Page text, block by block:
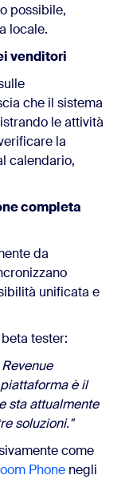
possibile,
locale.
venditori
che il sistema
le attività
la
calendario,
completa
da
unificata e
tester:
è il
sta attualmente
soluzioni."
come
Phone negli